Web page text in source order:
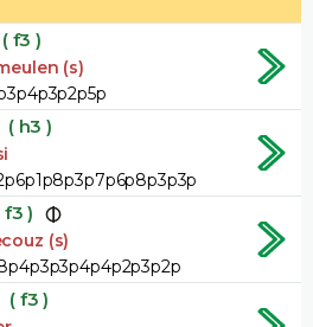
( f3 )
(s)
( h3 )
f3 )
(s)
( f3 )